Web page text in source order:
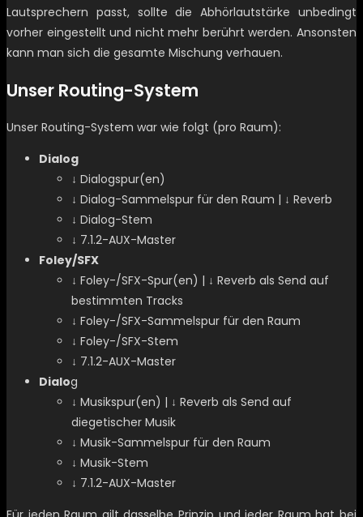
Lautsprechern passt, sollte die Abhörlautstärke unbedingt
vorher eingestellt und nicht mehr berührt werden. Ansonsten
kann man sich die gesamte Mischung verhauen.
Unser Routing-System
Unser Routing-System war wie folgt (pro Raum):
Dialog
↓ Dialogspur(en)
↓ Dialog-Sammelspur für den Raum | ↓ Reverb
↓ Dialog-Stem
↓ 7.1.2-AUX-Master
Foley/SFX
↓ Foley-/SFX-Spur(en) | ↓ Reverb als Send auf
bestimmten Tracks
↓ Foley-/SFX-Sammelspur für den Raum
↓ Foley-/SFX-Stem
↓ 7.1.2-AUX-Master
Dialog
↓ Musikspur(en) | ↓ Reverb als Send auf
diegetischer Musik
↓ Musik-Sammelspur für den Raum
↓ Musik-Stem
↓ 7.1.2-AUX-Master